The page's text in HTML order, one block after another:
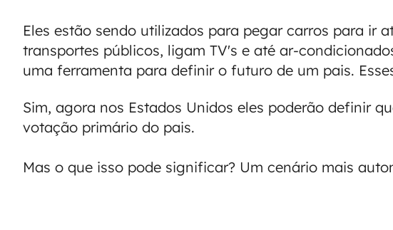
Eles estão sendo utilizados para pegar carros para ir
transportes públicos, ligam TV's e até ar-
uma ferramenta para definir o futuro de um pais.
Sim, agora nos Estados Unidos eles poderão definir
votação primário do pais.
Mas o que isso pode significar? Um cenário mais